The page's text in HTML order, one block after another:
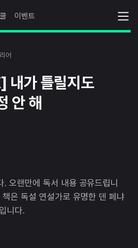
이벤트
어
내가 틀릴지도
안 해
. 오랜만에 독서 내용 공유드립니
은 독설 연설가로 유명한 덴 페냐
니다.